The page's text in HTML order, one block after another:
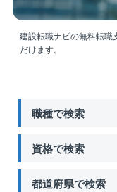
建設転職ナビの無料転職
だけます。
職種で検索
資格で検索
都道府県で検索